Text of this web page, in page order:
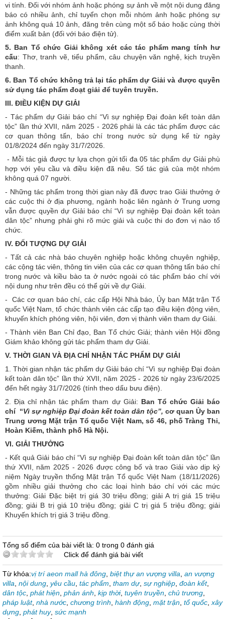
vi tính. Đối với nhóm ảnh hoặc phóng sự ảnh về một nội dung đăng
báo có nhiều ảnh, chỉ tuyển chọn mỗi nhóm ảnh hoặc phóng sự
ảnh không quá 10 ảnh, đăng trên cùng một số báo hoặc cùng thời
điểm xuất bản (đối với báo điện tử).
5. Ban Tổ chức Giải không xét các tác phẩm mang tính hư
cấu: Thơ, tranh vẽ, tiểu phẩm, câu chuyện văn nghệ, kịch truyền
thanh.
6. Ban Tổ chức không trả lại tác phẩm dự Giải và được quyền
sử dụng tác phẩm đoạt giải để tuyên truyền.
III. ĐIỀU KIỆN DỰ GIẢI
- Tác phẩm dự Giải báo chí “Vì sự nghiệp Đại đoàn kết toàn dân
tộc” lần thứ XVII, năm 2025 - 2026 phải là các tác phẩm được các
cơ quan thông tấn, báo chí trong nước sử dụng kể từ ngày
01/8/2024 đến ngày 31/7/2026.
- Mỗi tác giả được tự lựa chọn gửi tối đa 05 tác phẩm dự Giải phù
hợp với yêu cầu và điều kiện đã nêu. Số tác giả của một nhóm
không quá 07 người.
- Những tác phẩm trong thời gian này đã được trao Giải thưởng ở
các cuộc thi ở địa phương, ngành hoặc liên ngành ở Trung ương
vẫn được quyền dự Giải báo chí “Vì sự nghiệp Đại đoàn kết toàn
dân tộc” nhưng phải ghi rõ mức giải và cuộc thi do đơn vị nào tổ
chức.
IV. ĐỐI TƯỢNG DỰ GIẢI
- Tất cả các nhà báo chuyên nghiệp hoặc không chuyên nghiệp,
các cộng tác viên, thông tin viên của các cơ quan thông tấn báo chí
trong nước và kiều bào ta ở nước ngoài có tác phẩm báo chí với
nội dung như trên đều có thể gửi về dự Giải.
- Các cơ quan báo chí, các cấp Hội Nhà báo, Ủy ban Mặt trận Tổ
quốc Việt Nam, tổ chức thành viên các cấp tạo điều kiện động viên,
khuyến khích phóng viên, hội viên, đơn vị thành viên tham dự Giải.
- Thành viên Ban Chỉ đạo, Ban Tổ chức Giải; thành viên Hội đồng
Giám khảo không gửi tác phẩm tham dự Giải.
V. THỜI GIAN VÀ ĐỊA CHỈ NHẬN TÁC PHẨM DỰ GIẢI
1. Thời gian nhận tác phẩm dự Giải báo chí “Vì sự nghiệp Đại đoàn
kết toàn dân tộc” lần thứ XVII, năm 2025 - 2026 từ ngày 23/6/2025
đến hết ngày 31/7/2026 (tính theo dấu bưu điện).
2. Địa chỉ nhận tác phẩm tham dự Giải: Ban Tổ chức Giải báo
chí “Vì sự nghiệp Đại đoàn kết toàn dân tộc”, cơ quan Ủy ban
Trung ương Mặt trận Tổ quốc Việt Nam, số 46, phố Tràng Thi,
Hoàn Kiếm, thành phố Hà Nội.
VI. GIẢI THƯỞNG
- Kết quả Giải báo chí “Vì sự nghiệp Đại đoàn kết toàn dân tộc” lần
thứ XVII, năm 2025 - 2026 được công bố và trao Giải vào dịp kỷ
niệm Ngày truyền thống Mặt trận Tổ quốc Việt Nam (18/11/2026)
gồm nhiều giải thưởng cho các loại hình báo chí với các mức
thưởng: Giải Đặc biệt trị giá 30 triệu đồng; giải A trị giá 15 triệu
đồng; giải B trị giá 10 triệu đồng; giải C trị giá 5 triệu đồng; giải
Khuyến khích trị giá 3 triệu đồng.
Tổng số điểm của bài viết là: 0 trong 0 đánh giá
Click để đánh giá bài viết
Từ khóa:vị trí aeon mall hà đông biệt thự an vượng villa an vượng
villa nội dung yêu cầu tác phẩm tham dự, sự nghiệp đoàn kết,
dân tộc phát hiện phản ánh kịp thời, tuyên truyền chủ trương
pháp luật, nhà nước chương trình hành động mặt trận tổ quốc xây
dựng phát huy, sức mạnh